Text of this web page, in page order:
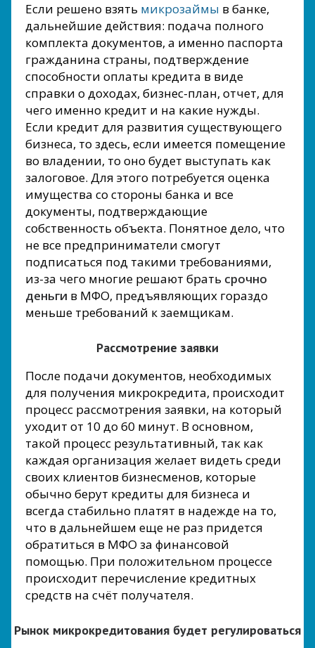
Если решено взять микрозаймы в банке,
дальнейшие действия: подача полного
комплекта документов, а именно паспорта
гражданина страны, подтверждение
способности оплаты кредита в виде
справки о доходах, бизнес-план, отчет, для
чего именно кредит и на какие нужды.
Если кредит для развития существующего
бизнеса, то здесь, если имеется помещение
во владении, то оно будет выступать как
залоговое. Для этого потребуется оценка
имущества со стороны банка и все
документы, подтверждающие
собственность объекта. Понятное дело, что
не все предприниматели смогут
подписаться под такими требованиями,
из-за чего многие решают брать срочно
деньги в МФО, предъявляющих гораздо
меньше требований к заемщикам.
Рассмотрение заявки
После подачи документов, необходимых
для получения микрокредита, происходит
процесс рассмотрения заявки, на который
уходит от 10 до 60 минут. В основном,
такой процесс результативный, так как
каждая организация желает видеть среди
своих клиентов бизнесменов, которые
обычно берут кредиты для бизнеса и
всегда стабильно платят в надежде на то,
что в дальнейшем еще не раз придется
обратиться в МФО за финансовой
помощью. При положительном процессе
происходит перечисление кредитных
средств на счёт получателя.
Рынок микрокредитования будет регулироваться